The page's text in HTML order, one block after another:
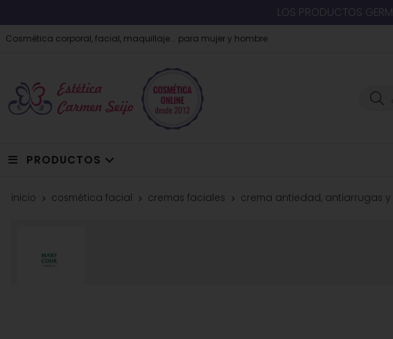
LOS PRODUCTOS
Cosmética corporal, facial, maquillaje... para mujer y hombre
PRODUCTOS
inicio cosmética facial cremas faciales crema antiedad, antiarrugas y